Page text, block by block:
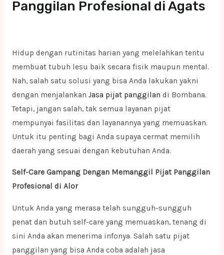
Panggilan Profesional di Agats
Hidup dengan rutinitas harian yang melelahkan tentu
membuat tubuh lesu baik secara fisik maupun mental.
Nah, salah satu solusi yang bisa Anda lakukan yakni
dengan menjalankan Jasa pijat panggilan di Bombana.
Tetapi, jangan salah, tak semua layanan pijat
mempunyai fasilitas dan layanannya yang memuaskan.
Untuk itu penting bagi Anda supaya cermat memilih
daerah yang sesuai dengan kebutuhan Anda.
Self-Care Gampang Dengan Memanggil Pijat Panggilan
Profesional di Alor
Untuk Anda yang merasa telah sungguh-sungguh
penat dan butuh self-care yang memuaskan, tenang di
sini Anda akan menerima infonya. Salah satu pijat
panggilan yang bisa Anda coba adalah jasa